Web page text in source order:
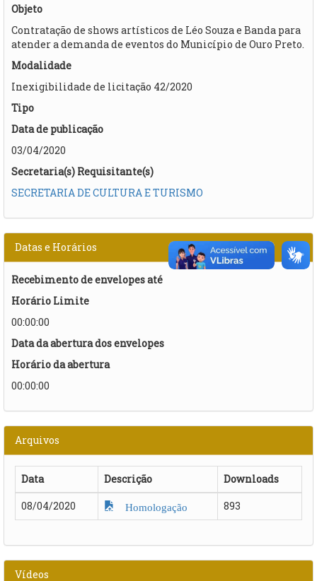
Objeto
Contratação de shows artísticos de Léo Souza e Banda para
atender a demanda de eventos do Município de Ouro Preto.
Modalidade
Inexigibilidade de licitação 42/2020
Tipo
Data de publicação
03/04/2020
Secretaria(s) Requisitante(s)
SECRETARIA DE CULTURA E TURISMO
Datas e Horários
Recebimento de envelopes até
Horário Limite
00:00:00
Data da abertura dos envelopes
Horário da abertura
00:00:00
Arquivos
Data Descrição
Downloads
08/04/2020
Homologação 893
Vídeos